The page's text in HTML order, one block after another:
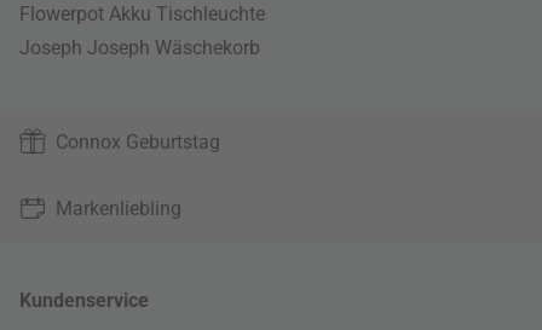
Flowerpot Akku Tischleuchte
Joseph Joseph Wäschekorb
Connox Geburtstag
Markenliebling
Kundenservice